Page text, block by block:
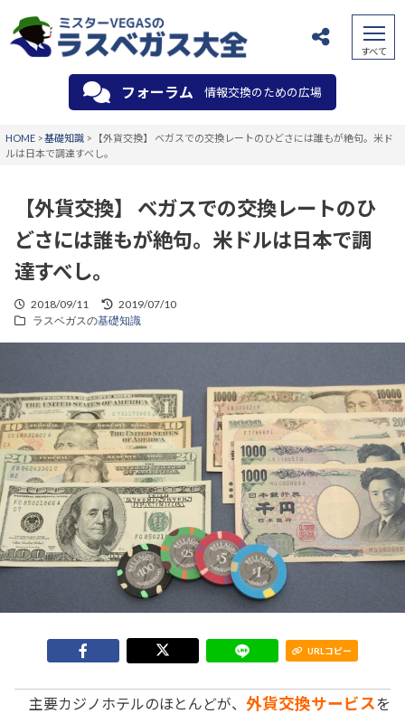
フォーラム 情報交換のための広場
HOME>基礎知識>
【外貨交換】 ベガスでの交換レートのひどさには誰もが絶句。米ド
ルは日本で調達すべし。
【外貨交換】 ベガスでの交換レートのひ
どさには誰もが絶句。米ドルは日本で調
達すべし。
2018/09/11
2019/07/10
ラスベガスの基礎知識
URLコピー
主要カジノホテルのほとんどが、 外貨交換サービス を